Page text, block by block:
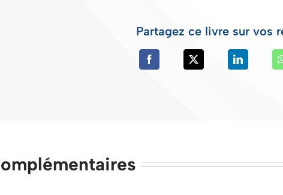
Partagez ce livre sur vos